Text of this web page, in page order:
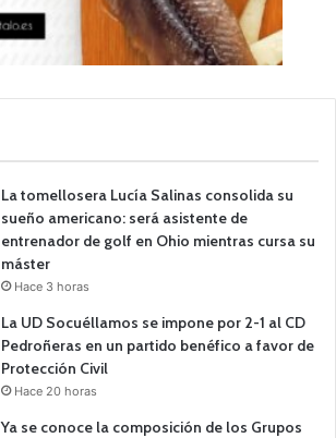
La tomellosera Lucía Salinas consolida su
sueño americano: será asistente de
entrenador de golf en Ohio mientras cursa su
máster
Hace 3 horas
La UD Socuéllamos se impone por 2-1 al CD
Pedroñeras en un partido benéfico a favor de
Protección Civil
Hace 20 horas
Ya se conoce la composición de los Grupos